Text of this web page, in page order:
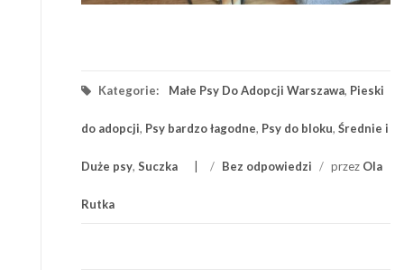
Kategorie: Małe Psy Do Adopcji Warszawa, Pieski
do adopcji, Psy bardzo łagodne, Psy do bloku, Średnie i
Duże psy, Suczka / Bez odpowiedzi / przez Ola
Rutka